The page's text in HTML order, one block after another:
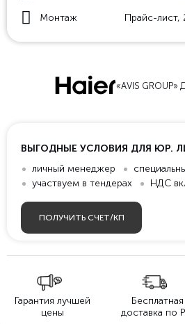
Монтаж Прайс-лист,
«AVIS
ВЫГОДНЫЕ УСЛОВИЯ ДЛЯ ЮР.
личный менеджер
участвуем в тендерах
НДС
ПОЛУЧИТЬ СЧЕТ/КП
Гарантия лучшей
цены
Бесплатная
доставка по